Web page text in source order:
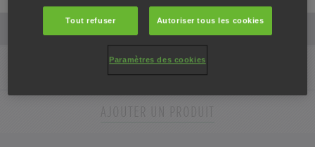
Ajouter
AJOUTER UN PRODUIT
Sélectionner
Ajouter
AJOUTER UN PRODUIT
Sélectionner
Ajouter
Tout refuser Autoriser tous les cookies
Paramètres des cookies